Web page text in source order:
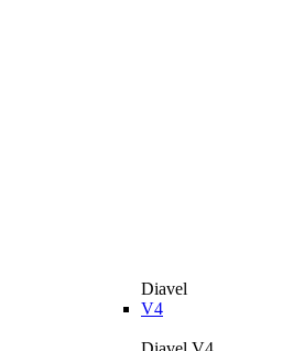
Diavel
V4